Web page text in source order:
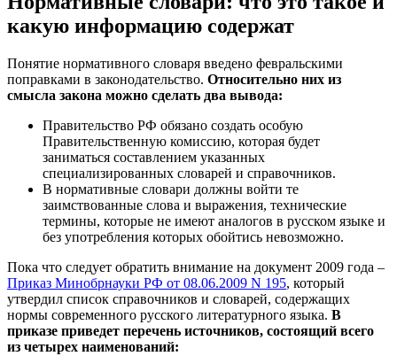
какую информацию содержат
Понятие нормативного словаря введено февральскими
поправками в законодательство. Относительно них из
смысла закона можно сделать два вывода:
Правительство РФ обязано создать особую
Правительственную комиссию, которая будет
заниматься составлением указанных
специализированных словарей и справочников.
В нормативные словари должны войти те
заимствованные слова и выражения, технические
термины, которые не имеют аналогов в русском языке и
без употребления которых обойтись невозможно.
Пока что следует обратить внимание на документ 2009 года –
Приказ Минобрнауки РФ от 08.06.2009 N 195, который
утвердил список справочников и словарей, содержащих
нормы современного русского литературного языка. В
приказе приведет перечень источников, состоящий всего
из четырех наименований: